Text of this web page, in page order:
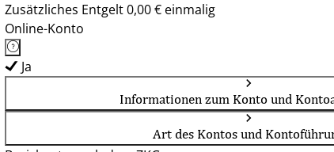
Zusätzliches Entgelt 0,00 € einmalig
Online-Konto
Ja
Informationen zum Konto und
Art des Kontos und